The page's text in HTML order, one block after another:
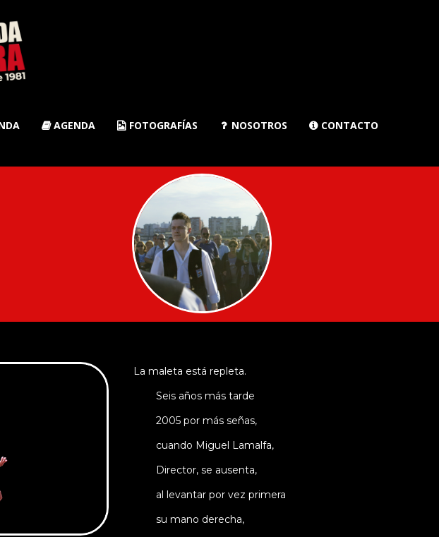
AGENDA  FOTOGRAFÍAS  NOSOTROS  CONTACTO
La maleta está repleta.
Seis años más tarde
2005 por más señas,
cuando Miguel Lamalfa,
Director, se ausenta,
al levantar por vez primera
su mano derecha,